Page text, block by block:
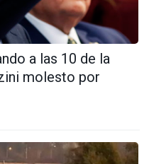
a las 10 de la
molesto por